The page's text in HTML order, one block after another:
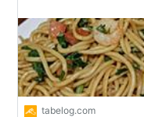
tabelog.com